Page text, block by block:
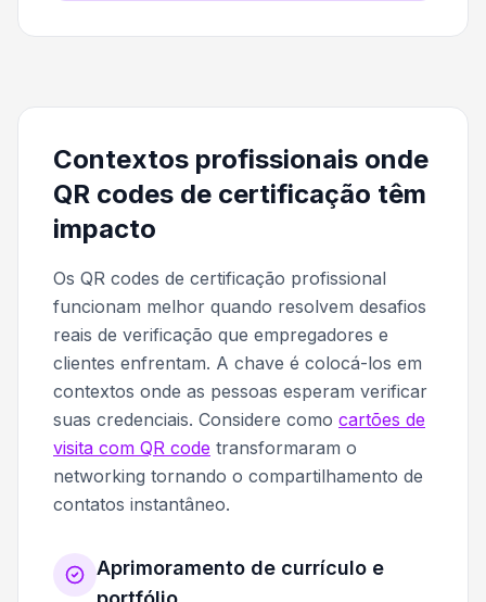
Contextos profissionais onde
QR codes de certificação têm
impacto
Os QR codes de certificação profissional
funcionam melhor quando resolvem desafios
reais de verificação que empregadores e
clientes enfrentam. A chave é colocá-los em
contextos onde as pessoas esperam verificar
suas credenciais. Considere como cartões de
visita com QR code transformaram o
networking tornando o compartilhamento de
contatos instantâneo.
Aprimoramento de currículo e